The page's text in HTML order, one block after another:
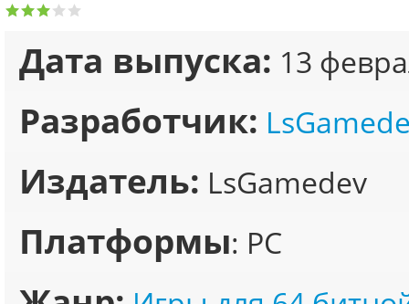
Дата выпуска: 13
Разработчик:
Издатель: LsGamedev
Платформы: PC